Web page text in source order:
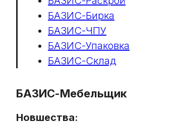
БАЗИС-Бирка
БАЗИС-ЧПУ
БАЗИС-Упаковка
БАЗИС-Склад
БАЗИС-Мебельщик
Новшества: